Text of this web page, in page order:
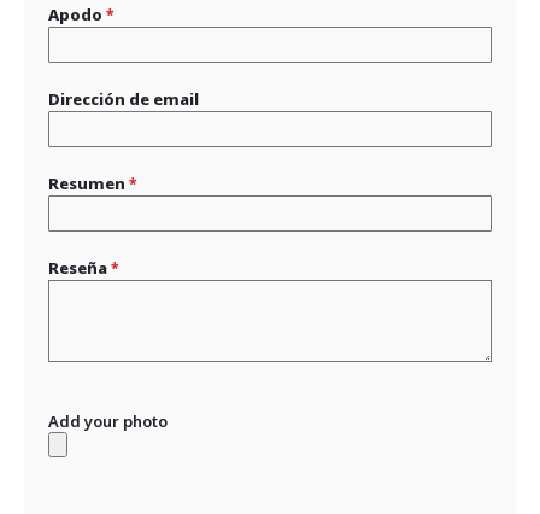
Apodo
Dirección de email
Resumen
Reseña
Add your photo